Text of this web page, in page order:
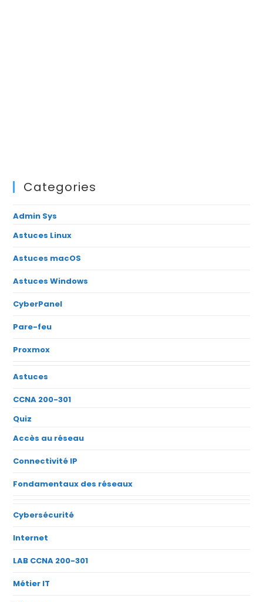
Categories
Admin Sys
Astuces Linux
Astuces macOS
Astuces Windows
CyberPanel
Pare-feu
Proxmox
Astuces
CCNA 200-301
Quiz
Accès au réseau
Connectivité IP
Fondamentaux des réseaux
Cybersécurité
Internet
LAB CCNA 200-301
Métier IT